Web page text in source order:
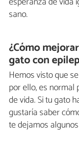
sano.
¿Cómo
gato con
Hemos visto que
por ello, es
de vida. Si tu gato
gustaría saber
te dejamos